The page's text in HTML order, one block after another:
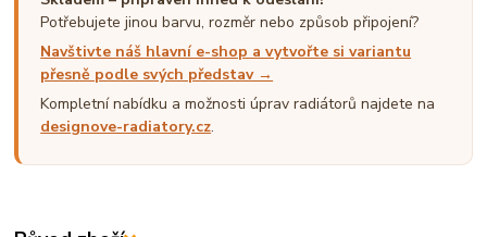
Potřebujete jinou barvu, rozměr nebo způsob připojení?
Navštivte náš hlavní e-shop a vytvořte si variantu
přesně podle svých představ →
Kompletní nabídku a možnosti úprav radiátorů najdete na
designove-radiatory.cz.